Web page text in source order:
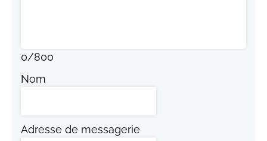
0/800
Nom
Adresse de messagerie